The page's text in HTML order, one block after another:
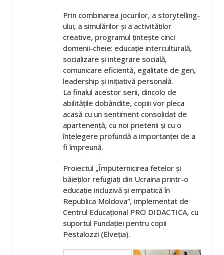
Prin combinarea jocurilor, a storytelling-
ului, a simulărilor și a activităților
creative, programul țintește cinci
domenii-cheie: educație interculturală,
socializare și integrare socială,
comunicare eficientă, egalitate de gen,
leadership și inițiativă personală.
La finalul acestor serii, dincolo de
abilitățile dobândite, copiii vor pleca
acasă cu un sentiment consolidat de
apartenență, cu noi prietenii și cu o
înțelegere profundă a importanței de a
fi împreună.
Proiectul „Împuternicirea fetelor și
băieților refugiați din Ucraina printr-o
educație incluzivă și empatică în
Republica Moldova”, implementat de
Centrul Educațional PRO DIDACTICA, cu
suportul Fundației pentru copii
Pestalozzi (Elveția).